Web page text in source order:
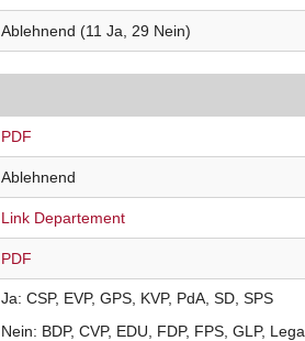
Ablehnend (11 Ja, 29 Nein)
PDF
Ablehnend
Link Departement
PDF
Ja CSP EVP GPS KVP PdA SD SPS
Nein
BDP CVP EDU FDP FPS GLP Lega